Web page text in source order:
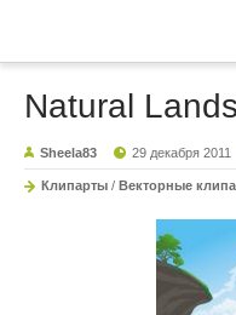
Natural
Sheela83 29 декабря 2011
Клипарты / Векторные